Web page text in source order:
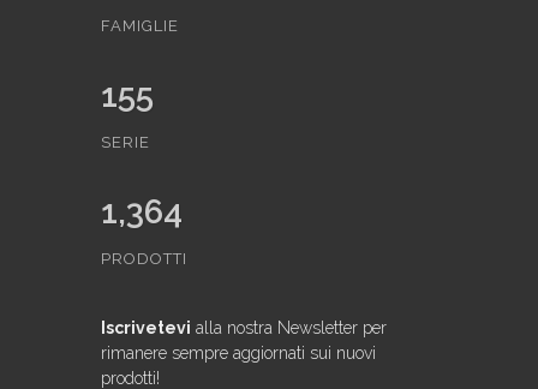
FAMIGLIE
155
SERIE
1,364
PRODOTTI
Iscrivetevi alla nostra Newsletter per
rimanere sempre aggiornati sui nuovi
prodotti!